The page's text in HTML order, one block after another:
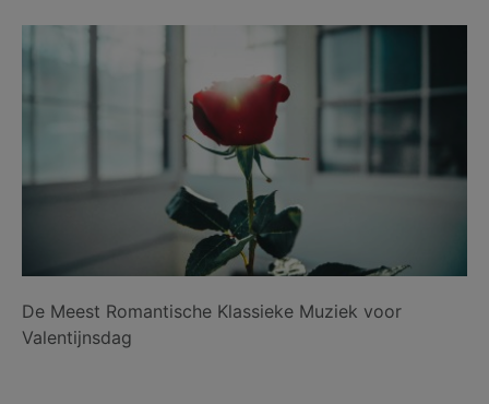
De Meest Romantische Klassieke Muziek voor
Valentijnsdag